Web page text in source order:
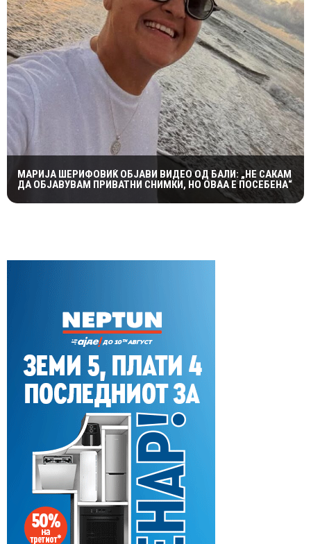
МАРИЈА ШЕРИФОВИЌ ОБЈАВИ ВИДЕО ОД БАЛИ: „НЕ САКАМ
ДА ОБЈАВУВАМ ПРИВАТНИ СНИМКИ, НО ОВАА Е ПОСЕБЕНА“